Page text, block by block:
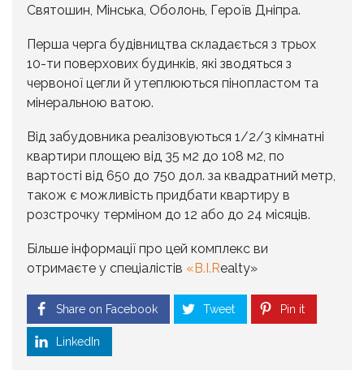
Святошин, Мінська, Оболонь, Героїв Дніпра.
Перша черга будівництва складається з трьох
10-ти поверхових будинків, які зводяться з
червоної цегли й утеплюються пінопластом та
мінеральною ватою.
Від забудовника реалізовуються 1/2/3 кімнатні
квартири площею від 35 м2 до 108 м2, по
вартості від 650 до 750 дол. за квадратний метр,
також є можливість придбати квартиру в
розстрочку терміном до 12 або до 24 місяців.
Більше інформації про цей комплекс ви
отримаєте у спеціалістів «B.I.Realty»
Share on Facebook Tweet Pin it
LinkedIn